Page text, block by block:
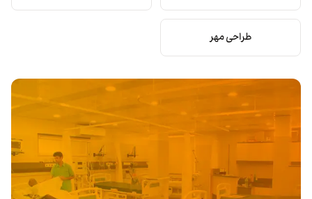
طراحی مهر